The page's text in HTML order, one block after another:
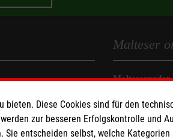
Malteser
Malteserorden
Malteser
Sharepoint
Diese Cookies sind für den
zur besseren Erfolgskontrolle und
entscheiden selbst, welche